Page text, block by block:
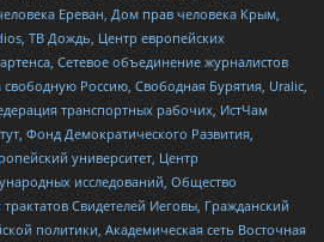
Ереван, Дом прав человека Крым,
ТВ Дождь, Центр европейских
Сетевое объединение журналистов
Россию, Свободная Бурятия, Uralic,
транспортных рабочих, ИстЧам
Фонд Демократического Развития,
университет, Центр
исследований, Общество
Свидетелей Иеговы, Гражданский
политики, Академическая сеть Восточная